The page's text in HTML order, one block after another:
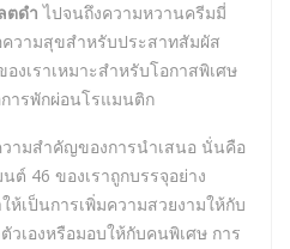
ตดำ ไปจนถึงความหวานครีมมี่
วามสุขสำหรับประสาทสัมผัส
งเราเหมาะสำหรับโอกาสพิเศษ
ารพักผ่อนโรแมนติก
วามสำคัญของการนำเสนอ นั่นคือ
ต์ 46 ของเราถูกบรรจุอย่าง
เป็นการเพิ่มความสวยงามให้กับ
เองหรือมอบให้กับคนพิเศษ การ